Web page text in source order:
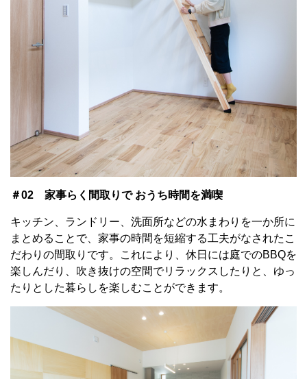
＃02 家事らく間取りで おうち時間を満喫
キッチン、ランドリー、洗面所などの水まわりを一か所に
まとめることで、家事の時間を短縮する工夫がなされたこ
だわりの間取りです。これにより、休日には庭でのBBQを
楽しんだり、吹き抜けの空間でリラックスしたりと、ゆっ
たりとした暮らしを楽しむことができます。